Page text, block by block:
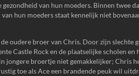
van hun moeders. Binnen twee
hun moeders staat kennelijk niet
de oudere broer van Chris. Door zijn slechte
Castle Rock en de plaatselijke scholen en
jongere broertje niet gemakkelijker; Chris
toe als Ace een brandende peuk wil